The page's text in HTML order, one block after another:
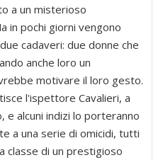
a un misterioso
in pochi giorni vengono
cadaveri: due donne che
anche loro un
motivare il loro gesto.
l'ispettore Cavalieri, a
e alcuni indizi lo porteranno
a una serie di omicidi, tutti
classe di un prestigioso